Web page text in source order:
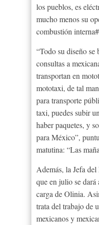
los pueblos, es
mucho menos su
combustión
“Todo su diseño se
consultas a
transportan en
mototaxi, de tal
para transporte
taxi, puedes subir
haber paquetes, y
para México”,
matutina: “Las
Además, la Jefa
que en julio se
carga de Olinia.
trata del trabajo de
mexicanos y